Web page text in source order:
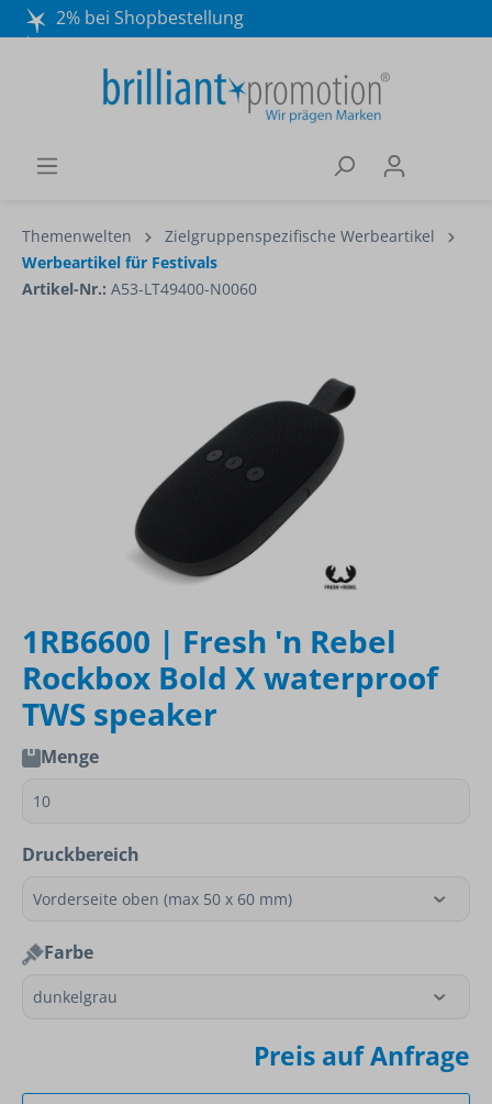
2% bei Shopbestellung
Wir beraten Sie gerne:
040 / 570 18 25 70
Themenwelten
Zielgruppenspezifische Werbeartikel
Werbeartikel für Festivals
Artikel-Nr.: A53-LT49400-N0060
1RB6600 | Fresh 'n Rebel
Rockbox Bold X waterproof
TWS speaker
Menge
Druckbereich
Farbe
Preis auf Anfrage